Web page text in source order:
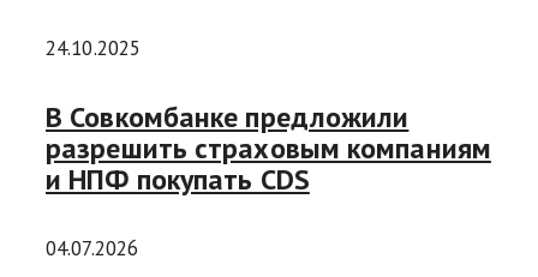
24.10.2025
В Совкомбанке предложили
разрешить страховым компаниям
и НПФ покупать CDS
04.07.2026